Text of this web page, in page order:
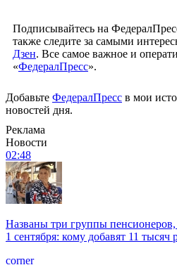
Подписывайтесь на
также следите за самыми
Дзен. Все самое важное и
«ФедералПресс».
Добавьте ФедералПресс в мои
новостей дня.
Реклама
Новости
02:48
Названы три группы
1 сентября: кому добавят 11 тысяч
corner